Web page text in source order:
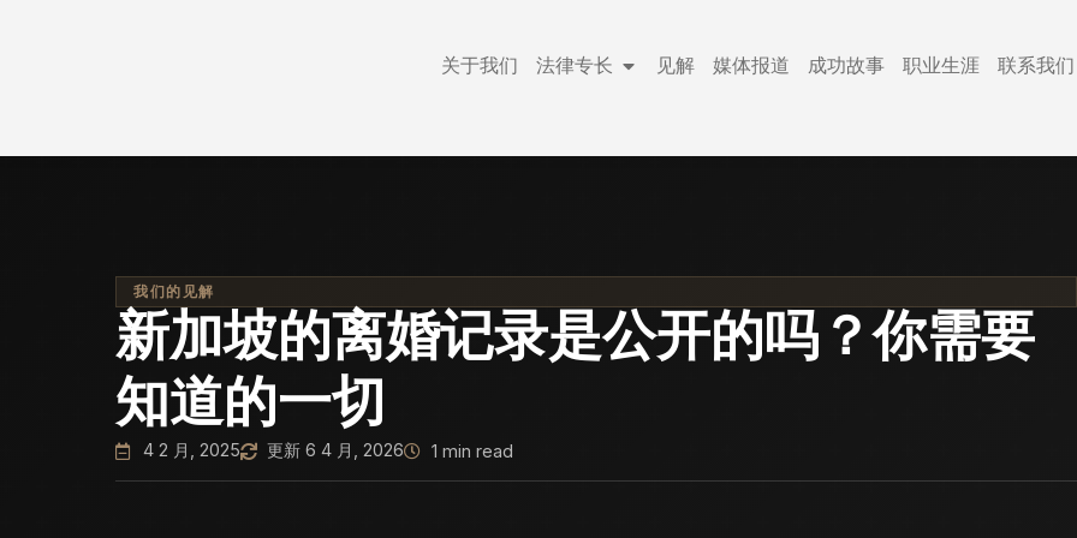
关于我们 法律专长 见解 媒体报道 成功故事 职业生涯 联系我们
我们的见解
新加坡的离婚记录是公开的吗？你需要
知道的一切
4 2 月, 2025 更新 6 4 月, 2026 1 min read